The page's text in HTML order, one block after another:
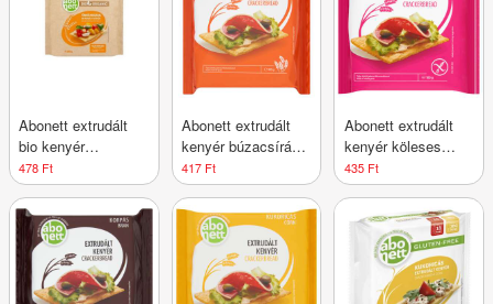
Abonett extrudált
bio kenyér
tönkölybúzával 100
g
478 Ft
Abonett extrudált
kenyér búzacsírás
100 g
417 Ft
Abonett extrudált
kenyér köleses
gluténmentes 100 g
435 Ft